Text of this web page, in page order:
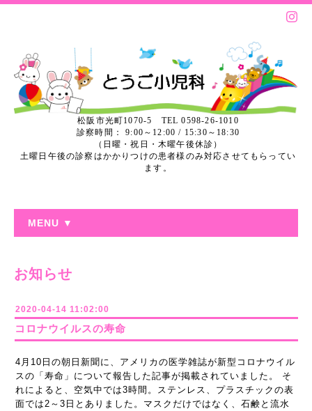
松阪市光町1070-5 TEL 0598-26-1010
診察時間： 9:00～12:00 / 15:30～18:30
（日曜・祝日・木曜午後休診）
土曜日午後の診察はかかりつけの患者様のみ対応させてもらってい
ます。
MENU ▼
お知らせ
2020-04-14 11:02:00
コロナウイルスの寿命
4月10日の朝日新聞に、アメリカの医学雑誌が新型コロナウイル
スの「寿命」について報告した記事が掲載されていました。 そ
れによると、空気中では3時間。ステンレス、プラスチックの表
面では2～3日とありました。マスクだけではなく、石鹸と流水